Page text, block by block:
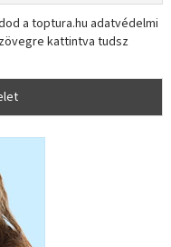
a toptura.hu adatvédelmi
kattintva tudsz